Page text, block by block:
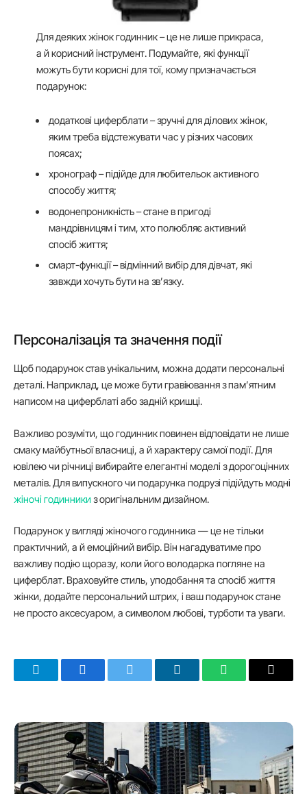
Для деяких жінок годинник – це не лише прикраса,
а й корисний інструмент. Подумайте, які функції
можуть бути корисні для тої, кому призначається
подарунок:
додаткові циферблати – зручні для ділових жінок,
яким треба відстежувати час у різних часових
поясах;
хронограф – підійде для любительок активного
способу життя;
водонепроникність – стане в пригоді
мандрівницям і тим, хто полюбляє активний
спосіб життя;
смарт-функції – відмінний вибір для дівчат, які
завжди хочуть бути на зв’язку.
Персоналізація та значення події
Щоб подарунок став унікальним, можна додати персональні
деталі. Наприклад, це може бути гравіювання з пам’ятним
написом на циферблаті або задній кришці.
Важливо розуміти, що годинник повинен відповідати не лише
смаку майбутньої власниці, а й характеру самої події. Для
ювілею чи річниці вибирайте елегантні моделі з дорогоцінних
металів. Для випускного чи подарунка подрузі підійдуть модні
жіночі годинникиз оригінальним дизайном.
Подарунок у вигляді жіночого годинника — це не тільки
практичний, а й емоційний вибір. Він нагадуватиме про
важливу подію щоразу, коли його володарка погляне на
циферблат. Враховуйте стиль, уподобання та спосіб життя
жінки, додайте персональний штрих, і ваш подарунок стане
не просто аксесуаром, а символом любові, турботи та уваги.
TelegramFacebookTwitter LinkedInWhatsAppEmail